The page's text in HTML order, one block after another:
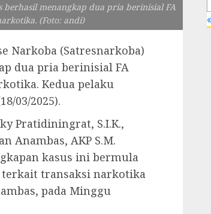
berhasil menangkap dua pria berinisial FA
(Foto: andi)
Narkoba (Satresnarkoba)
dua pria berinisial FA
Kedua pelaku
03/2025).
Pratidiningrat, S.I.K.,
Anambas, AKP S.M.
kasus ini bermula
transaksi narkotika
pada Minggu